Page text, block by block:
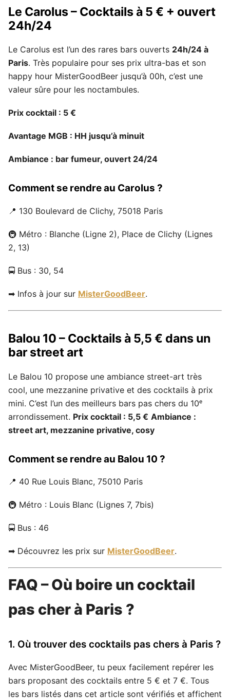
Le Carolus – Cocktails à 5 € + ouvert
24h/24
Le Carolus est l’un des rares bars ouverts 24h/24 à
Paris. Très populaire pour ses prix ultra-bas et son
happy hour MisterGoodBeer jusqu’à 00h, c’est une
valeur sûre pour les noctambules.
Prix cocktail : 5 €
Avantage MGB : HH jusqu’à minuit
Ambiance : bar fumeur, ouvert 24/24
Comment se rendre au Carolus ?
📍 130 Boulevard de Clichy, 75018 Paris
🚇 Métro : Blanche (Ligne 2), Place de Clichy (Lignes
2, 13)
🚍 Bus : 30, 54
➡ Infos à jour sur MisterGoodBeer.
Balou 10 – Cocktails à 5,5 € dans un
bar street art
Le Balou 10 propose une ambiance street-art très
cool, une mezzanine privative et des cocktails à prix
mini. C’est l’un des meilleurs bars pas chers du 10ᵉ
arrondissement. Prix cocktail : 5,5 € Ambiance :
street art, mezzanine privative, cosy
Comment se rendre au Balou 10 ?
📍 40 Rue Louis Blanc, 75010 Paris
🚇 Métro : Louis Blanc (Lignes 7, 7bis)
🚍 Bus : 46
➡ Découvrez les prix sur MisterGoodBeer.
FAQ – Où boire un cocktail
pas cher à Paris ?
1. Où trouver des cocktails pas chers à Paris ?
Avec MisterGoodBeer, tu peux facilement repérer les
bars proposant des cocktails entre 5 € et 7 €. Tous
les bars listés dans cet article sont vérifiés et affichent